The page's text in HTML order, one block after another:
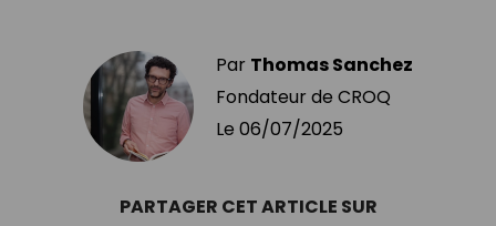
Par Thomas Sanchez
Fondateur de CROQ
Le 06/07/2025
PARTAGER CET ARTICLE SUR